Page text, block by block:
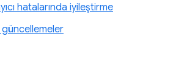
hatalarında iyileştirme
güncellemeler